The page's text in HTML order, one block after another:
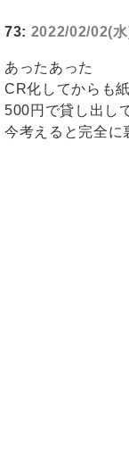
73: 2022/02/02(
あったあった
CR化してからも
500円で貸し出し
今考えると完全に